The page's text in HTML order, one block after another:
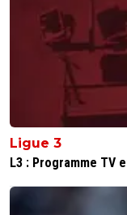
ahahhahha
psg a jamais
0+
Ligue 3
L3 : Programme TV